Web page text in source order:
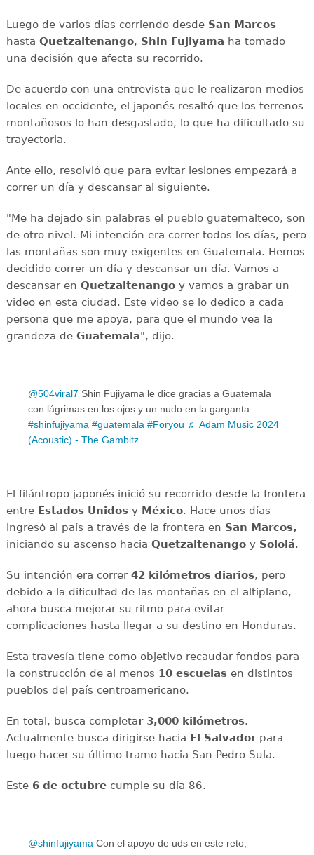
Luego de varios días corriendo desde San Marcos
hasta Quetzaltenango, Shin Fujiyama ha tomado
una decisión que afecta su recorrido.
De acuerdo con una entrevista que le realizaron medios
locales en occidente, el japonés resaltó que los terrenos
montañosos lo han desgastado, lo que ha dificultado su
trayectoria.
Ante ello, resolvió que para evitar lesiones empezará a
correr un día y descansar al siguiente.
"Me ha dejado sin palabras el pueblo guatemalteco, son
de otro nivel. Mi intención era correr todos los días, pero
las montañas son muy exigentes en Guatemala. Hemos
decidido correr un día y descansar un día. Vamos a
descansar en Quetzaltenangoy vamos a grabar un
video en esta ciudad. Este video se lo dedico a cada
persona que me apoya, para que el mundo vea la
grandeza de Guatemala", dijo.
@504viral7 Shin Fujiyama le dice gracias a Guatemala
con lágrimas en los ojos y un nudo en la garganta
#shinfujiyama #guatemala #Foryou ♬ Adam Music 2024
(Acoustic) - The Gambitz
El filántropo japonés inició su recorrido desde la frontera
entre Estados Unidosy México. Hace unos días
ingresó al país a través de la frontera en San Marcos,
iniciando su ascenso hacia Quetzaltenangoy Sololá.
Su intención era correr42 kilómetros diarios, pero
debido a la dificultad de las montañas en el altiplano,
ahora busca mejorar su ritmo para evitar
complicaciones hasta llegar a su destino en Honduras.
Esta travesía tiene como objetivo recaudar fondos para
la construcción de al menos 10 escuelasen distintos
pueblos del país centroamericano.
En total, busca completar 3,000 kilómetros.
Actualmente busca dirigirse hacia El Salvadorpara
luego hacer su último tramo hacia San Pedro Sula.
Este6 de octubrecumple su día 86.
@shinfujiyama Con el apoyo de uds en este reto,